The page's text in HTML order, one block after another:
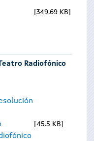
349.69 KB
Radiofónico
45.5 KB